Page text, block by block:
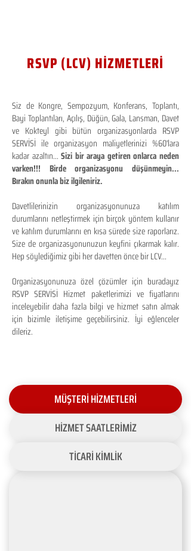
RSVP (LCV) HİZMETLERİ
Siz de Kongre, Sempozyum, Konferans, Toplantı,
Bayi Toplantıları, Açılış, Düğün, Gala, Lansman, Davet
ve Kokteyl gibi bütün organizasyonlarda RSVP
SERVİSİ ile organizasyon maliyetlerinizi %60'lara
kadar azaltın...Sizi bir araya getiren onlarca neden
varken!!! Birde organizasyonu düşünmeyin...
Bırakın onunla biz ilgileniriz.
Davetlilerinizin organizasyonunuza katılım
durumlarını netleştirmek için birçok yöntem kullanır
ve katılım durumlarını en kısa sürede size raporlarız.
Size de organizasyonunuzun keyfini çıkarmak kalır.
Hep söylediğimiz gibi her davetten önce bir LCV...
Organizasyonunuza özel çözümler için buradayız
RSVP SERVİSİ Hizmet paketlerimizi ve fiyatlarını
inceleyebilir daha fazla bilgi ve hizmet satın almak
için bizimle iletişime geçebilirsiniz. İyi eğlenceler
dileriz.
MÜŞTERİ HİZMETLERİ
HİZMET SAATLERİMİZ
TİCARİ KİMLİK